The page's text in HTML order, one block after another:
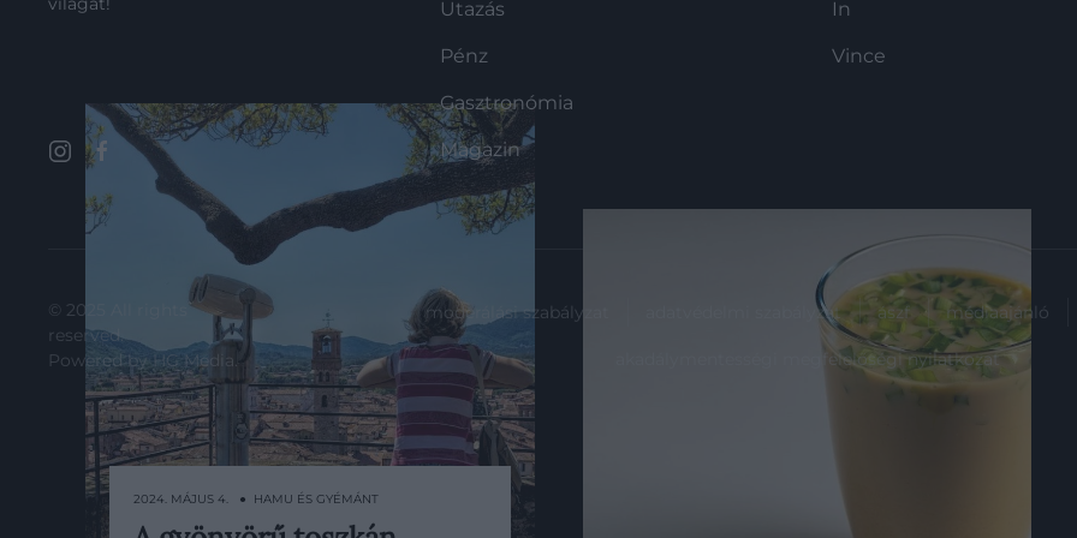
2024. MÁJUS 4. ● HAMU ÉS GYÉMÁNT
Utazás
Pénz
Gasztronómia
Magazin
In
Vince
© 2025 All rights
reserved.
Powered by HG Media.
moderálási szabályzat adatvédelmi szabályzat ászf médiaajánló
akadálymentességi megfelelőségi nyilatkozat